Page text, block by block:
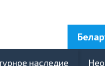
наследие